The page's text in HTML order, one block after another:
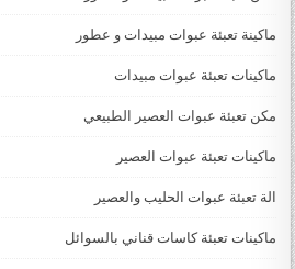
ماكينة تعبئة عبوات مبيدات و عطور
ماكينات تعبئة عبوات مبيدات
مكن تعبئة عبوات العصير الطبيعي
ماكينات تعبئة عبوات العصير
الة تعبئة عبوات الحليب والعصير
ماكينات تعبئة كاسات قناني بالسوائل